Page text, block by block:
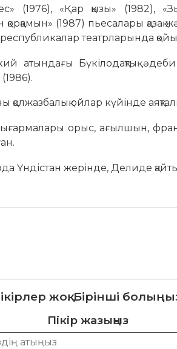
(1976), «Қар қызы» (1982),
(1987) пьесалары қазақ
республикалар театрларында
атындағы Бүкілодақтық
ойлар күйінде
орыс, ағылшын,
Үндістан жерінде, Делиде
жоқ. Бірінші
Пікір жазыңыз